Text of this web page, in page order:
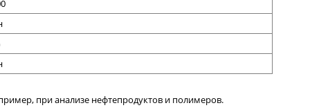
при анализе нефтепродуктов и полимеров.